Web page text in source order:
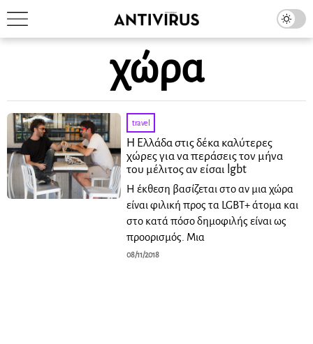
χώρα
travel
H Ελλάδα στις δέκα καλύτερες
χώρες για να περάσεις τον μήνα
του μέλιτος αν είσαι lgbt
Η έκθεση βασίζεται στο αν μια χώρα
είναι φιλική προς τα LGBT+ άτομα και
στο κατά πόσο δημοφιλής είναι ως
προορισμός. Μια
08/11/2018